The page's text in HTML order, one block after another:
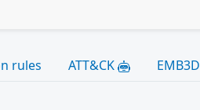
rules ATT&CK EMB3D